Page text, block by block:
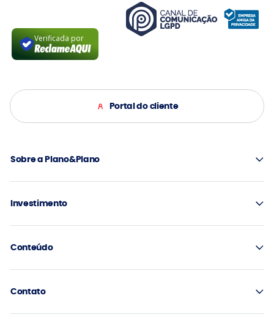
Verificada por
Portal do cliente
Sobre a Plano&Plano
Investimento
Conteúdo
Contato